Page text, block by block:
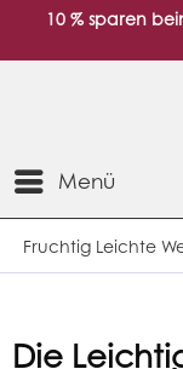
10 % sparen
Menü
Fruchtig Leichte
Die